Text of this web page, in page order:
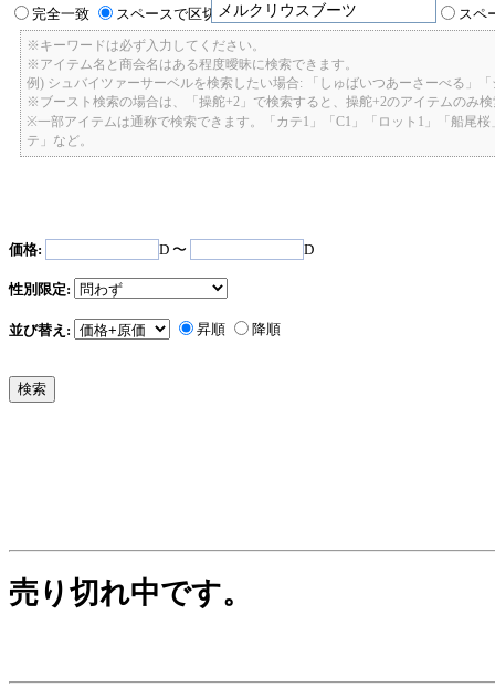
メルクリウスブーツ
完全一致
スペースで区切ったキーワードのいずれかを含む スペ
※キーワードは必ず入力してください。
※アイテム名と商会名はある程度曖昧に検索できます。
例) シュバイツァーサーベルを検索したい場合: 「しゅばいつあーさーべる」
※ブースト検索の場合は、「操舵+2」で検索すると、操舵+2のアイテムのみ
※一部アイテムは通称で検索できます。「カテ1」「C1」「ロット1」「船尾
テ」など。
価格: D 〜 D
性別限定:
並び替え: 昇順 降順
売り切れ中です。